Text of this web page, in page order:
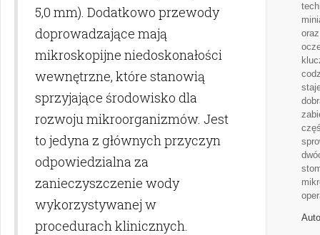
5,0 mm). Dodatkowo przewody
doprowadzające mają
mikroskopijne niedoskonałości
wewnętrzne, które stanowią
sprzyjające środowisko dla
rozwoju mikroorganizmów. Jest
to jedyna z głównych przyczyn
odpowiedzialna za
zanieczyszczenie wody
wykorzystywanej w
procedurach klinicznych.